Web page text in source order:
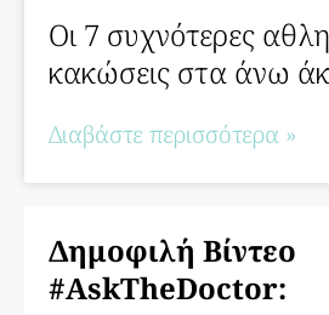
Οι 7 συχνότερες
κακώσεις στα άνω
Διαβάστε περισσότερα »
Δημοφιλή Βίντεο
#AskTheDoctor: